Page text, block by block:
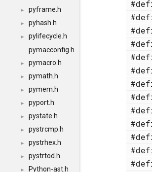
► pyframe.h
► pyhash.h
►
pylifecycle.h
pymacconfig.h
► pymacro.h
► pymath.h
► pymem.h
► pyport.h
► pystate.h
► pystrcmp.h
► pystrhex.h
► pystrtod.h
►
Python-ast.h